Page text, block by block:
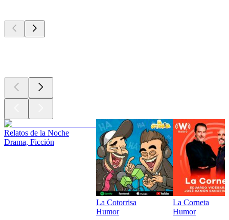
Relatos de la Noche
Drama, Ficción
La Cotorrisa
Humor
La Corneta
Humor